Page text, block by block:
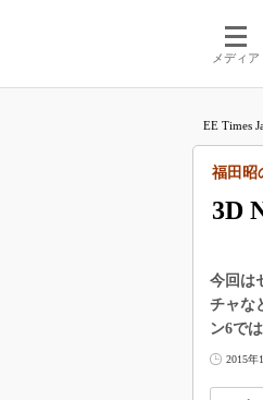
メディア
EE Times
3D
福田昭
今回は
チャな
ン6で
2015年